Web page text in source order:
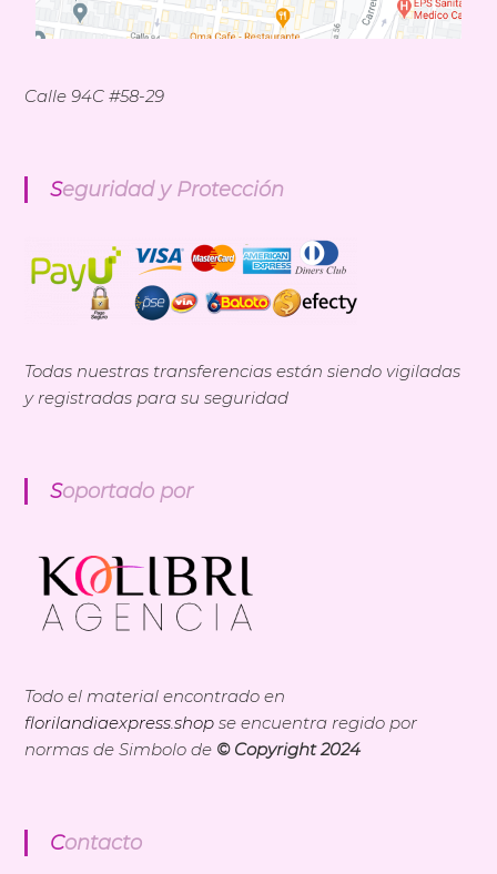
Calle 94C #58-29
Seguridad y Protección
Todas nuestras transferencias están siendo vigiladas
y registradas para su seguridad
Soportado por
Todo el material encontrado en
florilandiaexpress.shopse encuentra regido por
normas de Simbolo de © Copyright 2024
Contacto